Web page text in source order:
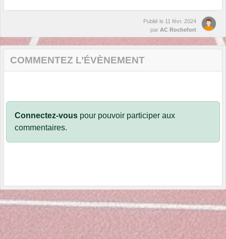
Publié le 11 févr. 2024
par AC Rochefort
COMMENTEZ L’ÉVÈNEMENT
Connectez-vous pour pouvoir participer aux
commentaires.